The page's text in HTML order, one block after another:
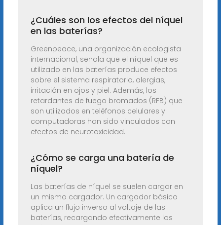
¿Cuáles son los efectos del níquel
en las baterías?
Greenpeace, una organización ecologista
internacional, señala que el níquel que es
utilizado en las baterías produce efectos
sobre el sistema respiratorio, alergias,
irritación en ojos y piel. Además, los
retardantes de fuego bromados (RFB) que
son utilizados en teléfonos celulares y
computadoras han sido vinculados con
efectos de neurotoxicidad.
¿Cómo se carga una batería de
níquel?
Las baterías de níquel se suelen cargar en
un mismo cargador. Un cargador básico
aplica un flujo inverso al voltaje de las
baterías, recargando efectivamente los